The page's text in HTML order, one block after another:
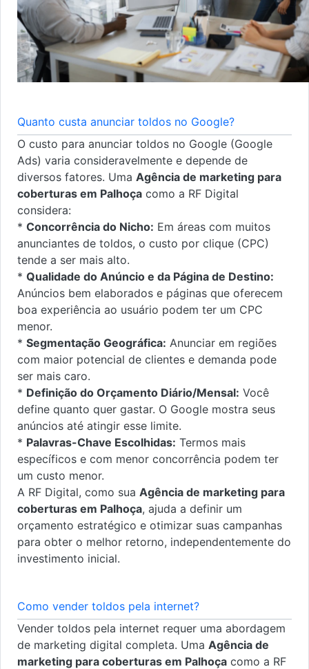
Quanto custa anunciar toldos no Google?
O custo para anunciar toldos no Google (Google
Ads) varia consideravelmente e depende de
diversos fatores. Uma Agência de marketing para
coberturas em Palhoça como a RF Digital
considera:
* Concorrência do Nicho: Em áreas com muitos
anunciantes de toldos, o custo por clique (CPC)
tende a ser mais alto.
* Qualidade do Anúncio e da Página de Destino:
Anúncios bem elaborados e páginas que oferecem
boa experiência ao usuário podem ter um CPC
menor.
* Segmentação Geográfica: Anunciar em regiões
com maior potencial de clientes e demanda pode
ser mais caro.
* Definição do Orçamento Diário/Mensal: Você
define quanto quer gastar. O Google mostra seus
anúncios até atingir esse limite.
* Palavras-Chave Escolhidas: Termos mais
específicos e com menor concorrência podem ter
um custo menor.
A RF Digital, como sua Agência de marketing para
coberturas em Palhoça, ajuda a definir um
orçamento estratégico e otimizar suas campanhas
para obter o melhor retorno, independentemente do
investimento inicial.
Como vender toldos pela internet?
Vender toldos pela internet requer uma abordagem
de marketing digital completa. Uma Agência de
marketing para coberturas em Palhoça como a RF